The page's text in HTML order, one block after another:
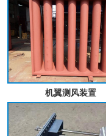
机翼测风装置